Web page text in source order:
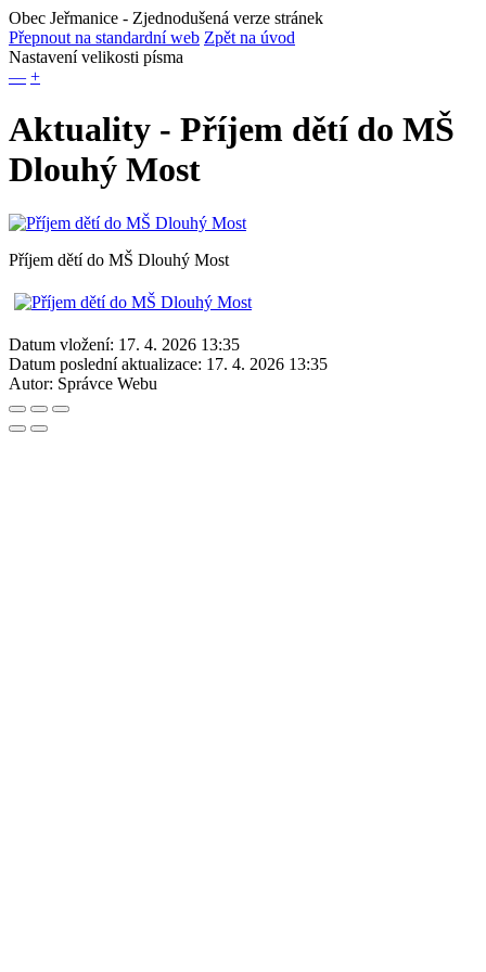
Obec Jeřmanice - Zjednodušená verze stránek
Přepnout na standardní web Zpět na úvod
Nastavení velikosti písma
— +
Aktuality - Příjem dětí do MŠ
Dlouhý Most
Příjem dětí do MŠ Dlouhý Most
Datum vložení: 17. 4. 2026 13:35
Datum poslední aktualizace: 17. 4. 2026 13:35
Autor: Správce Webu